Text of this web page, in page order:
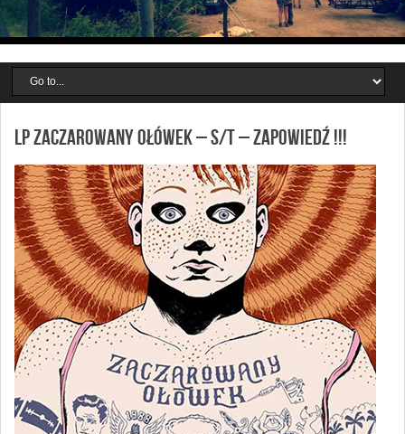
LP ZACZAROWANY OŁÓWEK – S/T – ZAPOWIEDŹ !!!